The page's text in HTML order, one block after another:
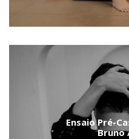
Ensaio Pré-
Bruno